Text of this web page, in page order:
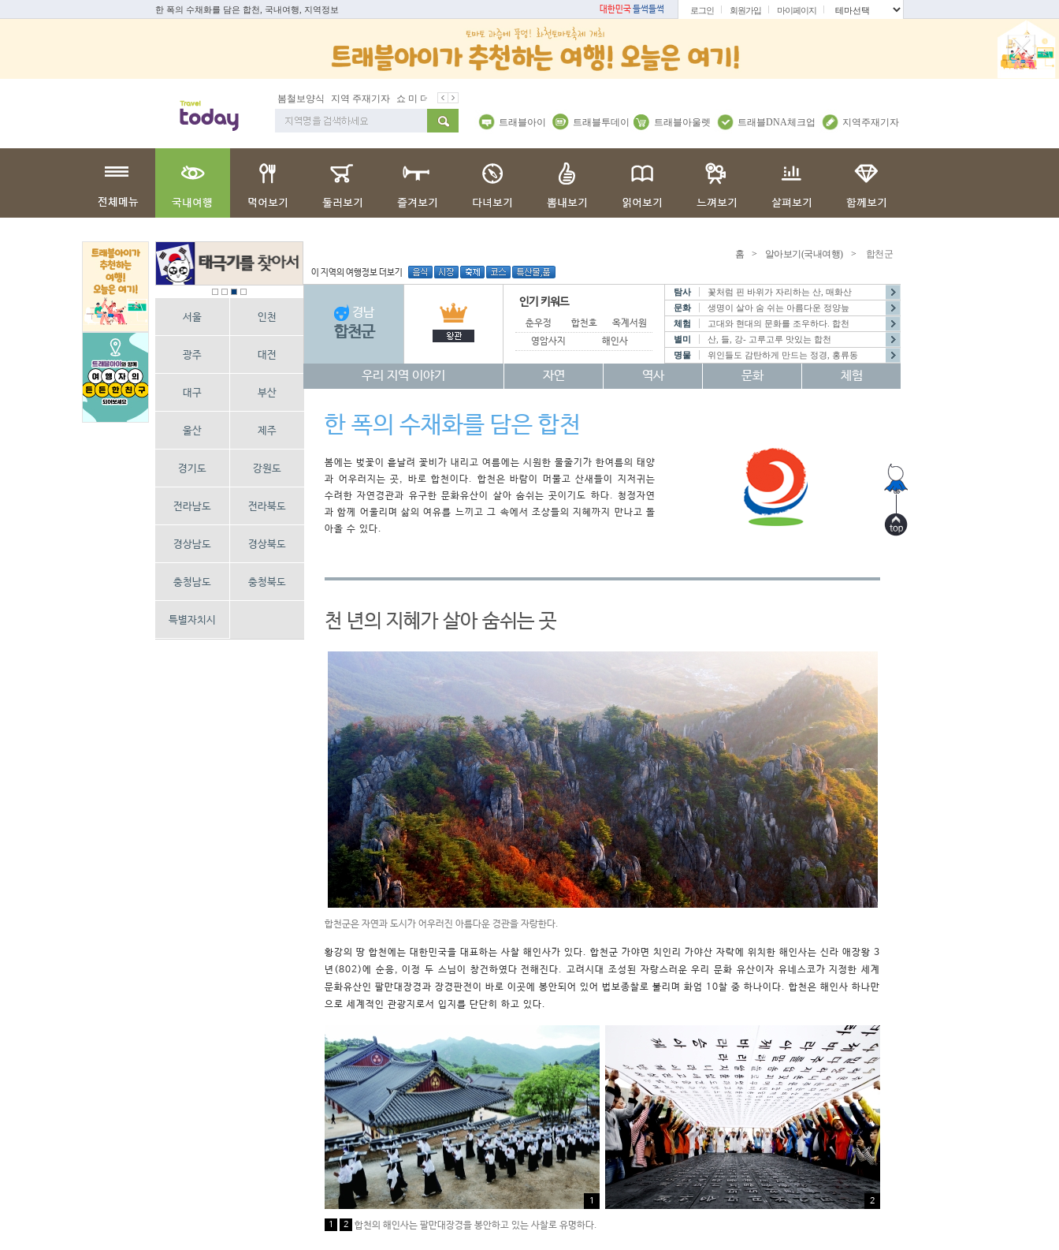
한 폭의 수채화를 담은 합천, 국내여행, 지역정보 대한민국들썩들썩 로그인 회원가입 마이페이지
봄철보양식 지역 주재기자 쇼 미 더 트래블아이
트래블아이 트래블투데이 트래블아울렛 트래블DNA체크업 지역주재기자
서울 인천
광주 대전
대구 부산
울산 제주
경기도 강원도
전라남도 전라북도
경상남도 경상북도
충청남도 충청북도
특별자치시
홈 > 알아보기(국내여행) > 합천군
이 지역의 여행정보 더보기
경남
합천군
인기 키워드
춘우정 합천호
옥계서원
영암사지
해인사
탐사
꽃처럼 핀 바위가 자리하는 산, 매화산
문화
생명이 살아 숨 쉬는 아름다운 정양늪
체험
고대와 현대의 문화를 조우하다. 합천
별미
산, 들, 강- 고루고루 맛있는 합천
명물
위인들도 감탄하게 만드는 정경, 홍류동
우리 지역 이야기 자연 역사 문화 체험
한 폭의 수채화를 담은 합천
봄에는 벚꽃이 흩날려 꽃비가 내리고 여름에는 시원한 물줄기가 한여름의 태양
과 어우러지는 곳, 바로 합천이다. 합천은 바람이 머물고 산새들이 지저귀는
수려한 자연경관과 유구한 문화유산이 살아 숨쉬는 곳이기도 하다. 청정자연
과 함께 어울리며 삶의 여유를 느끼고 그 속에서 조상들의 지혜까지 만나고 돌
아올 수 있다.
천 년의 지혜가 살아 숨쉬는 곳
합천군은 자연과 도시가 어우러진 아름다운 경관을 자랑한다.
황강의 땅 합천에는 대한민국을 대표하는 사찰 해인사가 있다. 합천군 가야면 치인리 가야산 자락에 위치한 해인사는 신라 애장왕 3
년(802)에 순응, 이정 두 스님이 창건하였다 전해진다. 고려시대 조성된 자랑스러운 우리 문화 유산이자 유네스코가 지정한 세계
문화유산인 팔만대장경과 장경판전이 바로 이곳에 봉안되어 있어 법보종찰로 불리며 화엄 10찰 중 하나이다. 합천은 해인사 하나만
으로 세계적인 관광지로서 입지를 단단히 하고 있다.
1 2
1 2 합천의 해인사는 팔만대장경을 봉안하고 있는 사찰로 유명하다.